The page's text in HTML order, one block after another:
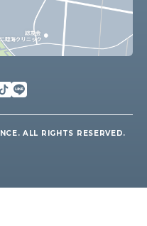
ALL RIGHTS RESERVED.